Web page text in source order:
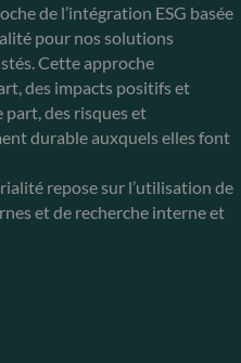
de l’intégration ESG basée
pour nos solutions
Cette approche
des impacts positifs et
part, des risques et
durable auxquels elles font
repose sur l’utilisation de
et de recherche interne et